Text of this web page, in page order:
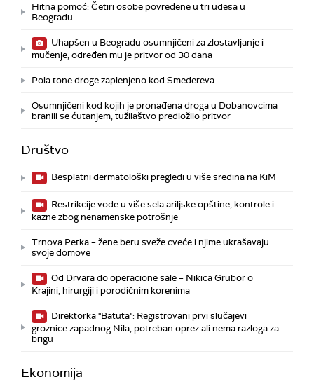
Hitna pomoć: Četiri osobe povređene u tri udesa u
Beogradu
Uhapšen u Beogradu osumnjičeni za zlostavljanje i
mučenje, određen mu je pritvor od 30 dana
Pola tone droge zaplenjeno kod Smedereva
Osumnjičeni kod kojih je pronađena droga u Dobanovcima
branili se ćutanjem, tužilaštvo predložilo pritvor
Društvo
Besplatni dermatološki pregledi u više sredina na KiM
Restrikcije vode u više sela ariljske opštine, kontrole i
kazne zbog nenamenske potrošnje
Trnova Petka – žene beru sveže cveće i njime ukrašavaju
svoje domove
Od Drvara do operacione sale – Nikica Grubor o
Krajini, hirurgiji i porodičnim korenima
Direktorka "Batuta": Registrovani prvi slučajevi
groznice zapadnog Nila, potreban oprez ali nema razloga za
brigu
Ekonomija